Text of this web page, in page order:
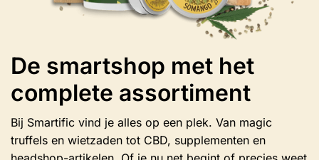
De smartshop met het
complete assortiment
Bij Smartific vind je alles op een plek. Van magic
truffels en wietzaden tot CBD, supplementen en